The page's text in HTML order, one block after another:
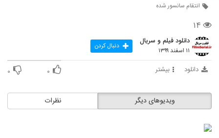
انتقام سانسور شده
۱۴
دانلود فیلم و سریال
۱۱ اسفند ۱۳۹۹ دنبال کردن
دانلود بیشتر ۰ ۰
نظرات ویدیوهای دیگر